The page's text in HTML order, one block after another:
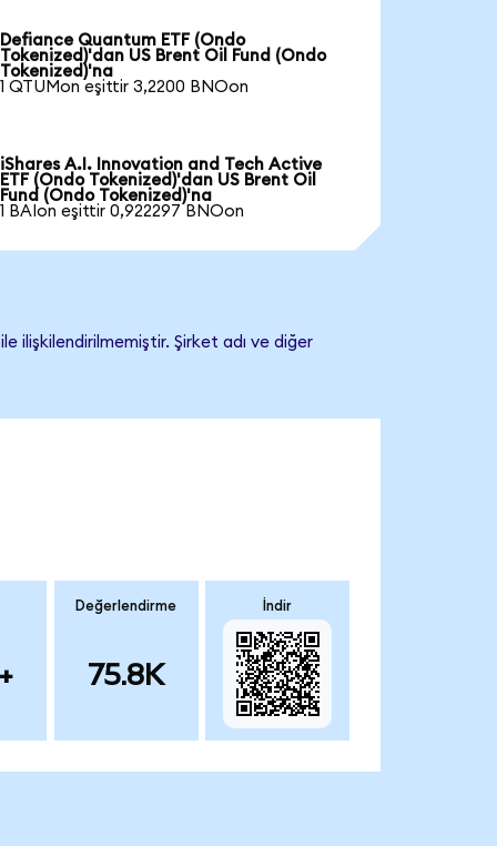
Defiance Quantum ETF (Ondo
Tokenized)'dan US Brent Oil Fund (Ondo
Tokenized)'na
1 QTUMon eşittir 3,2200 BNOon
iShares A.I. Innovation and Tech Active
ETF (Ondo Tokenized)'dan US Brent Oil
Fund (Ondo Tokenized)'na
1 BAIon eşittir 0,922297 BNOon
ilişkilendirilmemiştir. Şirket adı ve diğer
Değerlendirme
75.8K
İndir